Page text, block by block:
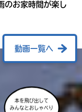
のお家時間が楽し
動画一覧へ
本を飛び出して
みんなとおしゃべり